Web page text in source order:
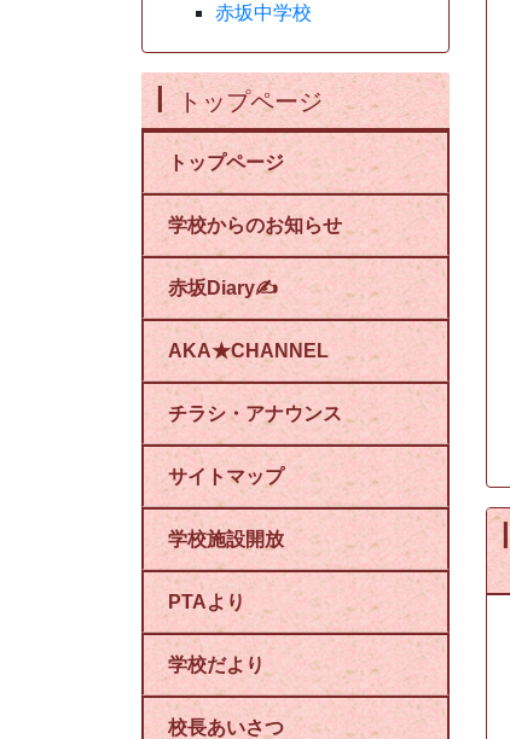
赤坂中学校
トップページ
トップページ
学校からのお知らせ
赤坂Diary✍
AKA★CHANNEL
チラシ・アナウンス
サイトマップ
学校施設開放
PTAより
学校だより
校長あいさつ